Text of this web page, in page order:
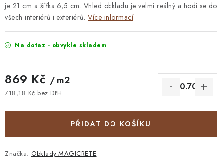
je 21 cm a šířka 6,5 cm. Vhled obkladu je velmi reálný a hodí se do
všech interiérů i exteriérů. Více informací
Na dotaz - obvykle skladem
869 Kč / m2
718,18 Kč bez DPH
PŘIDAT DO KOŠÍKU
Značka: Obklady MAGICRETE